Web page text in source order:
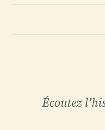
Écoutez